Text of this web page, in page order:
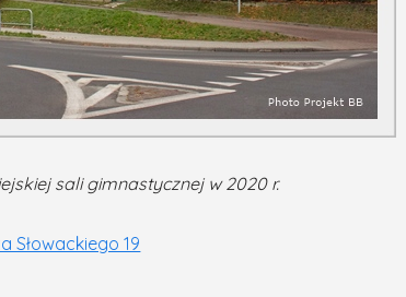
sali gimnastycznej w 2020 r.
Słowackiego 19